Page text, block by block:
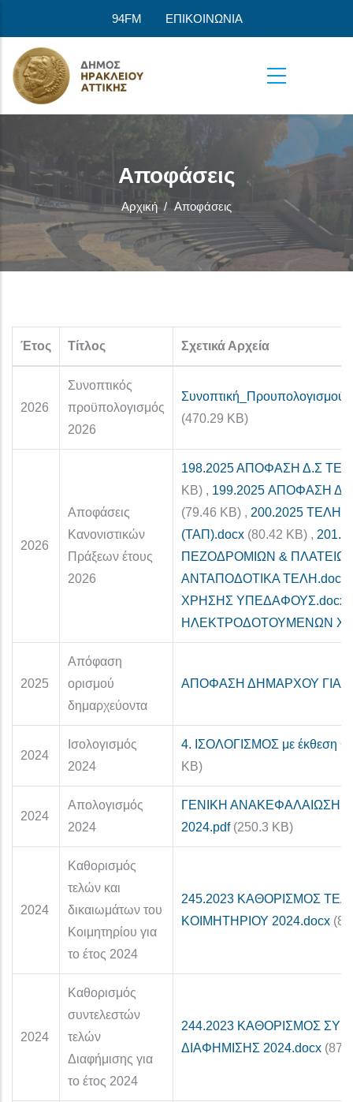
94FM ΕΠΙΚΟΙΝΩΝΙΑ
Αποφάσεις
Αρχική / Αποφάσεις
Έτος Τίτλος Σχετικά Αρχεία
2026
Συνοπτικός
προϋπολογισμός
2026
(470.29 KB)
2026
Αποφάσεις
Κανονιστικών
Πράξεων έτους
2026
198.2025 ΑΠΟΦΑΣΗ Δ.Σ
KB) , 199.2025 ΑΠΟΦΑΣΗ
(79.46 KB) , 200.2025 ΤΕΛΗ
(ΤΑΠ).docx (80.42 KB) ,
ΠΕΖΟΔΡΟΜΙΩΝ &
ΑΝΤΑΠΟΔΟΤΙΚΑ ΤΕΛΗ.docx
ΧΡΗΣΗΣ ΥΠΕΔΑΦΟΥΣ.docx
ΗΛΕΚΤΡΟΔΟΤΟΥΜΕΝΩΝ
2025
Απόφαση
ορισμού
δημαρχεύοντα
ΑΠΟΦΑΣΗ ΔΗΜΑΡΧΟΥ ΓΙΑ
2024
Ισολογισμός
2024
4. ΙΣΟΛΟΓΙΣΜΟΣ με έκθεση
KB)
2024
Απολογισμός
2024
ΓΕΝΙΚΗ ΑΝΑΚΕΦΑΛΑΙΩΣΗ
2024.pdf (250.3 KB)
2024
Καθορισμός
τελών και
δικαιωμάτων του
Κοιμητηρίου για
το έτος 2024
245.2023 ΚΑΘΟΡΙΣΜΟΣ
ΚΟΙΜΗΤΗΡΙΟΥ 2024.docx
2024
Καθορισμός
συντελεστών
τελών
Διαφήμισης για
το έτος 2024
244.2023 ΚΑΘΟΡΙΣΜΟΣ
ΔΙΑΦΗΜΙΣΗΣ 2024.docx